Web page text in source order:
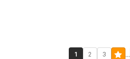
1 2 3 ...